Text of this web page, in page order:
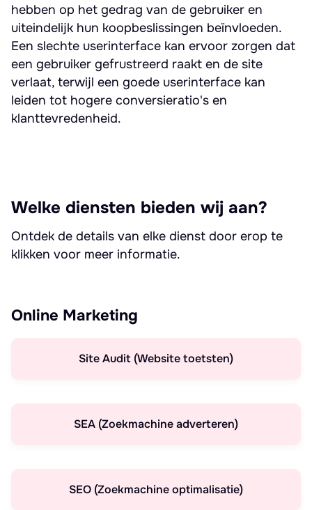
hebben op het gedrag van de gebruiker en
uiteindelijk hun koopbeslissingen beïnvloeden.
Een slechte userinterface kan ervoor zorgen dat
een gebruiker gefrustreerd raakt en de site
verlaat, terwijl een goede userinterface kan
leiden tot hogere conversieratio's en
klanttevredenheid.
Welke diensten bieden wij aan?
Ontdek de details van elke dienst door erop te
klikken voor meer informatie.
Online Marketing
Site Audit (Website toetsten)
SEA (Zoekmachine adverteren)
SEO (Zoekmachine optimalisatie)